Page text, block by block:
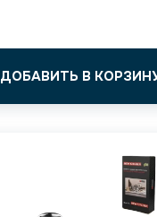
ДОБАВИТЬ В